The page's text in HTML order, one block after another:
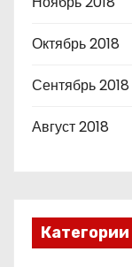
Октябрь 2018
Сентябрь 2018
Август 2018
Категории